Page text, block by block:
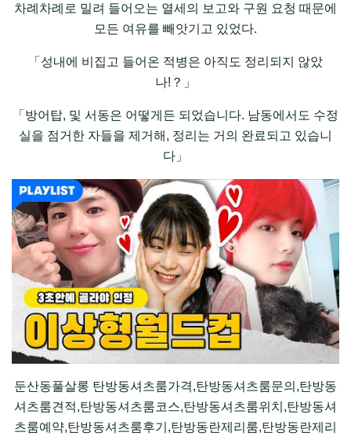
차례차례로 밀려 들어오는 열세의 보고와 구원 요청 때문에
모든 여유를 빼앗기고 있었다.
「성내에 비집고 들어온 적병은 아직도 정리되지 않았
나!？」
「방어탑, 및 서동은 어떻게든 되었습니다. 남동에서도 수정
실을 점거한 자들을 제거해, 정리는 거의 완료되고 있습니
다」
둔산동풀살롱 탄방동셔츠룸가격,탄방동셔츠룸문의,탄방동
셔츠룸견적,탄방동셔츠룸코스,탄방동셔츠룸위치,탄방동셔
츠룸예약,탄방동셔츠룸후기,탄방동란제리룸,탄방동란제리